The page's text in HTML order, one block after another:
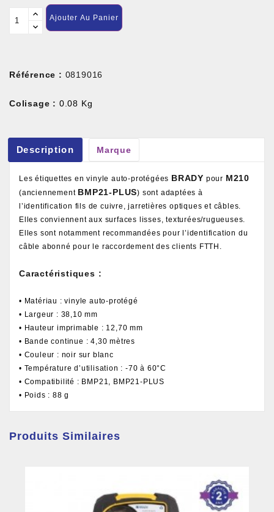
Ajouter Au Panier
Référence : 0819016
Colisage : 0.08 Kg
Description Marque
Les étiquettes en vinyle auto-protégées BRADY pour M210
(anciennement BMP21-PLUS) sont adaptées à
l’identification fils de cuivre, jarretières optiques et câbles.
Elles conviennent aux surfaces lisses, texturées/rugueuses.
Elles sont notamment recommandées pour l’identification du
câble abonné pour le raccordement des clients FTTH.
Caractéristiques :
• Matériau : vinyle auto-protégé
• Largeur : 38,10 mm
• Hauteur imprimable : 12,70 mm
• Bande continue : 4,30 mètres
• Couleur : noir sur blanc
• Température d’utilisation : -70 à 60°C
• Compatibilité : BMP21, BMP21-PLUS
• Poids : 88 g
Produits Similaires